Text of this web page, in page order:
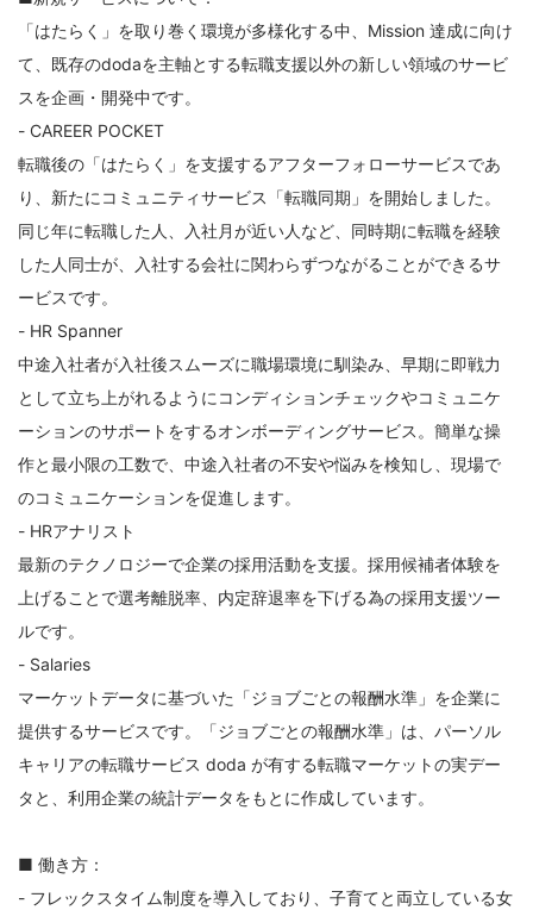
「はたらく」を取り巻く環境が多様化する中、Mission 達成に向け
て、既存のdodaを主軸とする転職支援以外の新しい領域のサービ
スを企画・開発中です。
- CAREER POCKET
転職後の「はたらく」を支援するアフターフォローサービスであ
り、新たにコミュニティサービス「転職同期」を開始しました。
同じ年に転職した人、入社月が近い人など、同時期に転職を経験
した人同士が、入社する会社に関わらずつながることができるサ
ービスです。
- HR Spanner
中途入社者が入社後スムーズに職場環境に馴染み、早期に即戦力
として立ち上がれるようにコンディションチェックやコミュニケ
ーションのサポートをするオンボーディングサービス。簡単な操
作と最小限の工数で、中途入社者の不安や悩みを検知し、現場で
のコミュニケーションを促進します。
- HRアナリスト
最新のテクノロジーで企業の採用活動を支援。採用候補者体験を
上げることで選考離脱率、内定辞退率を下げる為の採用支援ツー
ルです。
- Salaries
マーケットデータに基づいた「ジョブごとの報酬水準」を企業に
提供するサービスです。「ジョブごとの報酬水準」は、パーソル
キャリアの転職サービス doda が有する転職マーケットの実デー
タと、利用企業の統計データをもとに作成しています。
■ 働き方：
- フレックスタイム制度を導入しており、子育てと両立している女